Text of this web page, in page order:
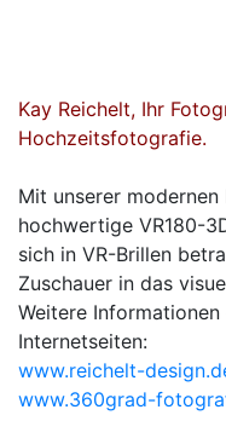
Kay Reichelt, Ihr
Hochzeitsfotografie.
Mit unserer
hochwertige VR180-
sich in VR-Brillen
Zuschauer in das
Weitere
Internetseiten:
www.reichelt-
www.360grad-